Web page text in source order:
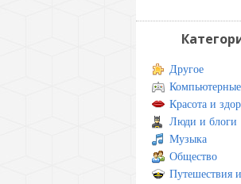
Другое
Красота и
Люди и блоги
Музыка
Общество
Путешествия